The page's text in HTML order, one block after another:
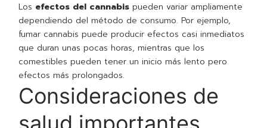
Los efectos del cannabis pueden variar ampliamente
dependiendo del método de consumo. Por ejemplo,
fumar cannabis puede producir efectos casi inmediatos
que duran unas pocas horas, mientras que los
comestibles pueden tener un inicio más lento pero
efectos más prolongados.
Consideraciones de